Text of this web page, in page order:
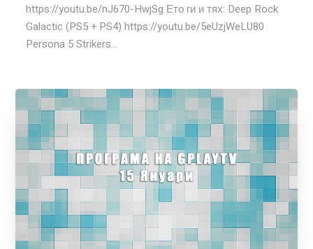
https://youtu.be/nJ670-HwjSg Ето ги и тях: Deep Rock
Galactic (PS5 + PS4) https://youtu.be/5eUzjWeLU80
Persona 5 Strikers...